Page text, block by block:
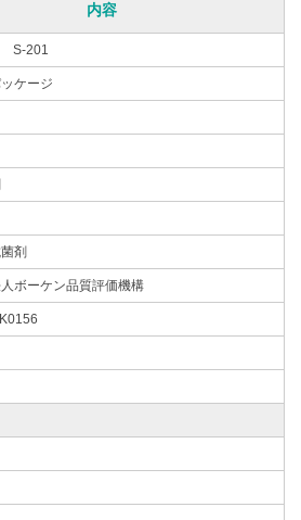
内容
S-201
ケージ
剤
ボーケン品質評価機構